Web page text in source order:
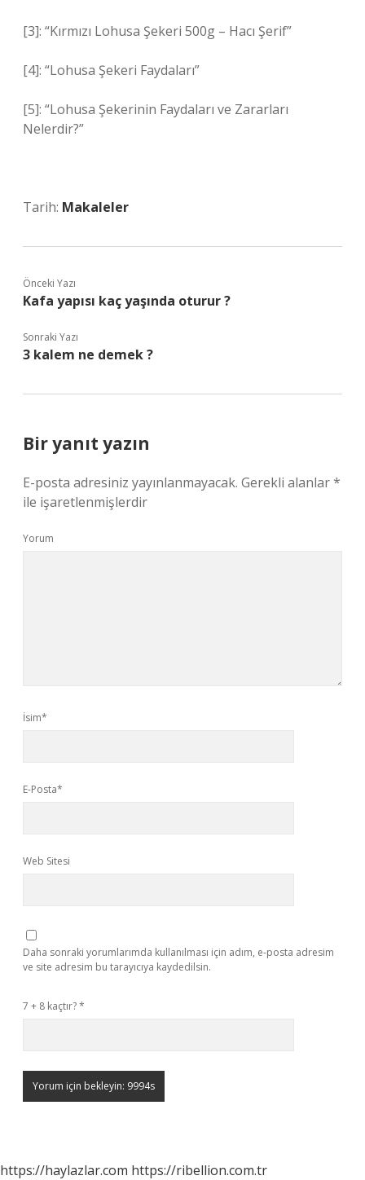
[3]: “Kırmızı Lohusa Şekeri 500g – Hacı Şerif”
[4]: “Lohusa Şekeri Faydaları”
[5]: “Lohusa Şekerinin Faydaları ve Zararları
Nelerdir?”
Tarih: Makaleler
Önceki Yazı
Kafa yapısı kaç yaşında oturur ?
Sonraki Yazı
3 kalem ne demek ?
Bir yanıt yazın
E-posta adresiniz yayınlanmayacak. Gerekli alanlar*
ile işaretlenmişlerdir
Yorum
İsim*
E-Posta*
Web Sitesi
Daha sonraki yorumlarımda kullanılması için adım, e-posta adresim
ve site adresim bu tarayıcıya kaydedilsin.
7 + 8 kaçtır?*
https://haylazlar.com https://ribellion.com.tr